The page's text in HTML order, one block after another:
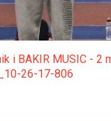
i BAKIR MUSIC - 2
26-17-806